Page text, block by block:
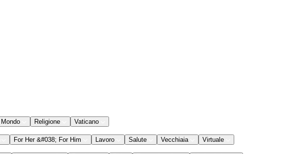
Mondo Religione Vaticano
For Her &#038; For Him Lavoro Salute Vecchiaia Virtuale